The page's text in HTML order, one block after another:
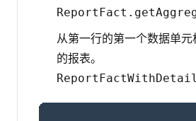
从第一行的第一个数据单
的报表。